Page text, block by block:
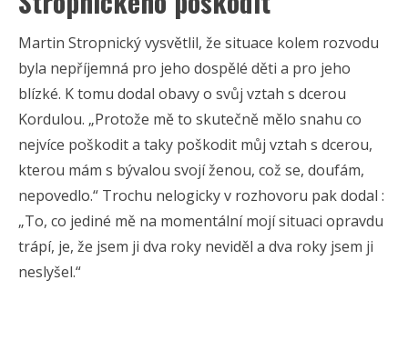
Martin Stropnický vysvětlil, že situace kolem rozvodu
byla nepříjemná pro jeho dospělé děti a pro jeho
blízké. K tomu dodal obavy o svůj vztah s dcerou
Kordulou. „Protože mě to skutečně mělo snahu co
nejvíce poškodit a taky poškodit můj vztah s dcerou,
kterou mám s bývalou svojí ženou, což se, doufám,
nepovedlo.“ Trochu nelogicky v rozhovoru pak dodal :
„To, co jediné mě na momentální mojí situaci opravdu
trápí, je, že jsem ji dva roky neviděl a dva roky jsem ji
neslyšel.“